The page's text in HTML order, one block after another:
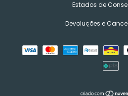
Estados de
Devoluções e